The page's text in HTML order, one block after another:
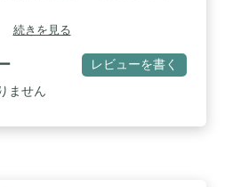
続きを見る
レビューを書く
ません